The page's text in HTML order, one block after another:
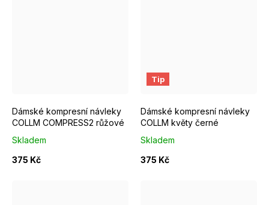
Dámské kompresní návleky
COLLM COMPRESS2 růžové
Skladem
375 Kč
Tip
Dámské kompresní návleky
COLLM květy černé
Skladem
375 Kč
S/M